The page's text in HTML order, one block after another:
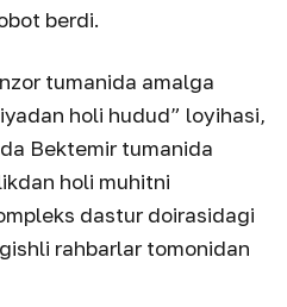
berdi.
tumanida amalga
holi hudud” loyihasi,
Bektemir tumanida
holi muhitni
dastur doirasidagi
rahbarlar tomonidan